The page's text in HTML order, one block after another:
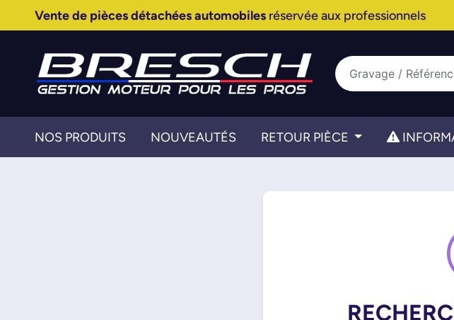
Vente de pièces détachées automobilesréservée aux professionnels
NOS PRODUITS NOUVEAUTÉS RETOUR PIÈCE